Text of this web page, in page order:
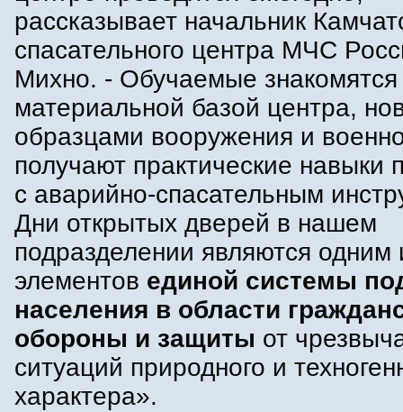
рассказывает начальник
спасательного центра МЧС
Михно. - Обучаемые знакомятся
материальной базой центра,
образцами вооружения и
получают практические навыки
с аварийно-спасательным
Дни открытых дверей в нашем
подразделении являются одним
элементов единой системы
населения в области
обороны и защиты от
ситуаций природного и
характера».